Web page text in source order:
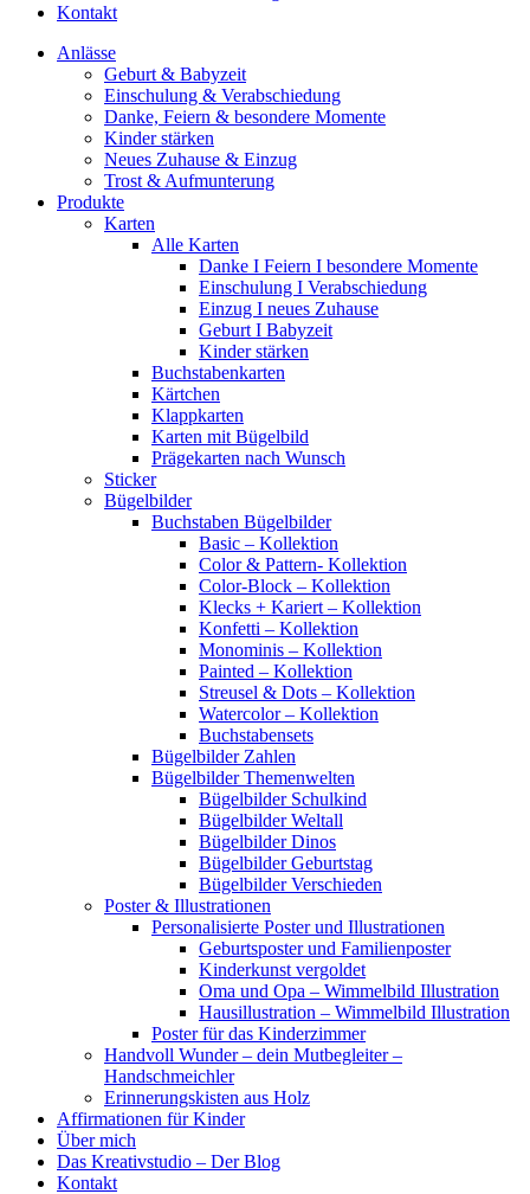
Kontakt
Anlässe
Geburt & Babyzeit
Einschulung & Verabschiedung
Danke, Feiern & besondere Momente
Kinder stärken
Neues Zuhause & Einzug
Trost & Aufmunterung
Produkte
Karten
Alle Karten
Danke I Feiern I besondere Momente
Einschulung I Verabschiedung
Einzug I neues Zuhause
Geburt I Babyzeit
Kinder stärken
Buchstabenkarten
Kärtchen
Klappkarten
Karten mit Bügelbild
Prägekarten nach Wunsch
Sticker
Bügelbilder
Buchstaben Bügelbilder
Basic – Kollektion
Color & Pattern- Kollektion
Color-Block – Kollektion
Klecks + Kariert – Kollektion
Konfetti – Kollektion
Monominis – Kollektion
Painted – Kollektion
Streusel & Dots – Kollektion
Watercolor – Kollektion
Buchstabensets
Bügelbilder Zahlen
Bügelbilder Themenwelten
Bügelbilder Schulkind
Bügelbilder Weltall
Bügelbilder Dinos
Bügelbilder Geburtstag
Bügelbilder Verschieden
Poster & Illustrationen
Personalisierte Poster und Illustrationen
Geburtsposter und Familienposter
Kinderkunst vergoldet
Oma und Opa – Wimmelbild Illustration
Hausillustration – Wimmelbild Illustration
Poster für das Kinderzimmer
Handvoll Wunder – dein Mutbegleiter –
Handschmeichler
Erinnerungskisten aus Holz
Affirmationen für Kinder
Über mich
Das Kreativstudio – Der Blog
Kontakt